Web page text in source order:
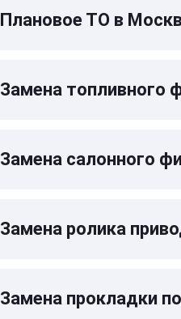
Плановое ТО в
Замена топливного
Замена салонного
Замена ролика
Замена прокладки